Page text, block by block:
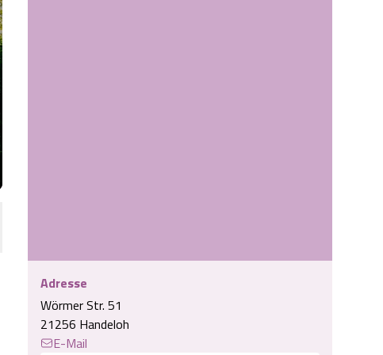
Adresse
Wörmer Str. 51
21256 Handeloh
E-Mail